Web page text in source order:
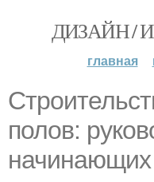
ДИЗАЙН /
главная
полов:
начинающих